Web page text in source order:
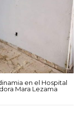
en el Hospital
Mara Lezama